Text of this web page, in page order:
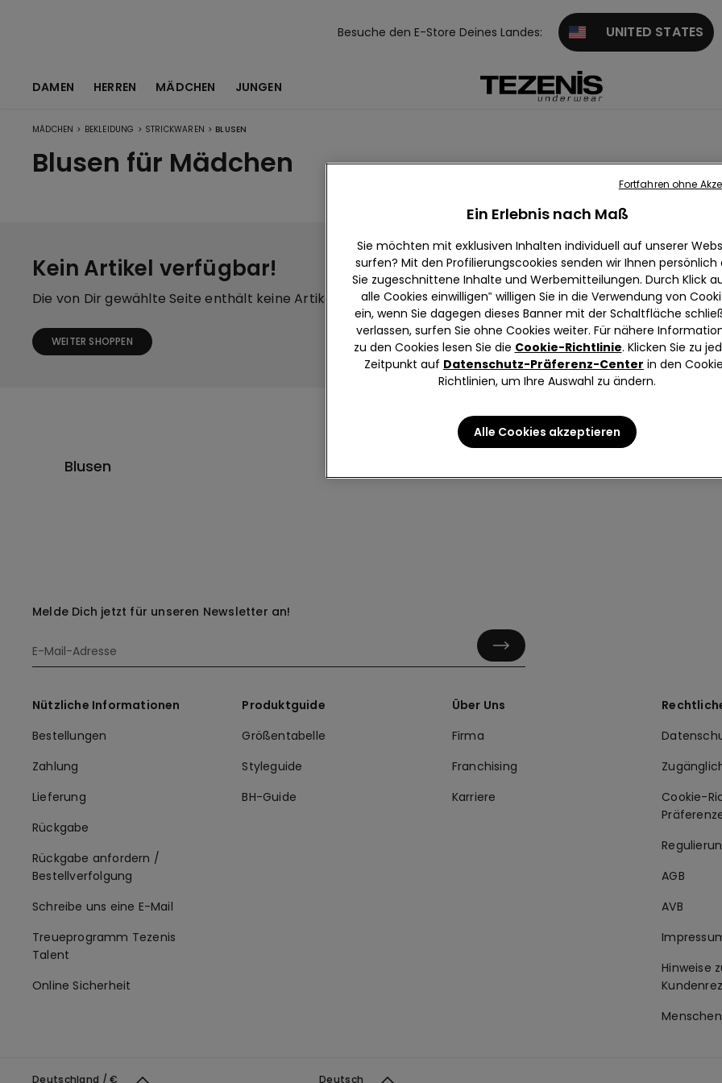
Besuche den E-Store Deines Landes: UNITED STATES
DAMEN HERREN MÄDCHEN JUNGEN
MÄDCHEN > BEKLEIDUNG > STRICKWAREN > BLUSEN
Blusen für Mädchen
Kein Artikel verfügbar!
Die von Dir gewählte Seite enthält keine Artikel.
WEITER SHOPPEN
Blusen
Melde Dich jetzt für unseren Newsletter an!
Nützliche Informationen
Bestellungen
Zahlung
Lieferung
Rückgabe
Rückgabe anfordern /
Bestellverfolgung
Schreibe uns eine E-Mail
Treueprogramm Tezenis
Talent
Online Sicherheit
Produktguide
Größentabelle
Styleguide
BH-Guide
Über Uns
Firma
Franchising
Karriere
Cookie-
AGB
AVB
Hinweise
Deutschland / € Deutsch
Ein Erlebnis nach Maß
Sie möchten mit exklusiven Inhalten individuell auf unserer
surfen? Mit den Profilierungscookies senden wir Ihnen persönlich
Sie zugeschnittene Inhalte und Werbemitteilungen. Durch Klick
alle Cookies einwilligen‟ willigen Sie in die Verwendung von
ein, wenn Sie dagegen dieses Banner mit der Schaltfläche
verlassen, surfen Sie ohne Cookies weiter. Für nähere
zu den Cookies lesen Sie die Cookie-Richtlinie. Klicken Sie zu
Zeitpunkt auf Datenschutz-Präferenz-Center in den
Richtlinien, um Ihre Auswahl zu ändern.
Alle Cookies akzeptieren
Fortfahren ohne